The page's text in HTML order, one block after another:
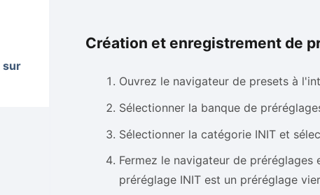
sur
Création et enregistrement de
Ouvrez le navigateur de presets à
Sélectionner la banque de
Sélectionner la catégorie INIT et
Fermez le navigateur de
préréglage INIT est un préréglage